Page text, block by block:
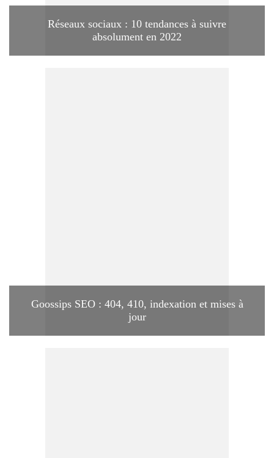
Réseaux sociaux : 10 tendances à suivre
absolument en 2022
Goossips SEO : 404, 410, indexation et mises à
jour